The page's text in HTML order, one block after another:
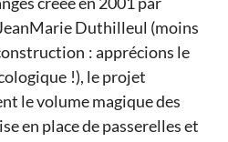
Duthilleul (moins
: apprécions le
!), le projet
le volume magique des
en place de passerelles et